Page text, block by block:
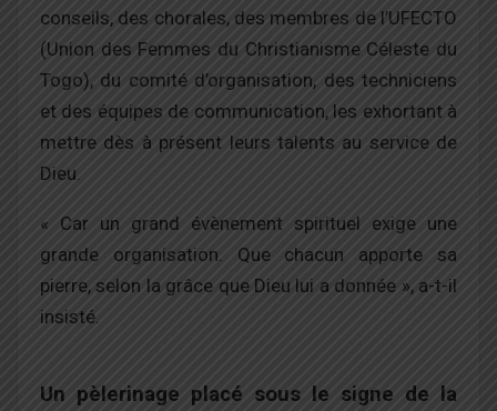
conseils, des chorales, des membres de l’UFECTO
(Union des Femmes du Christianisme Céleste du
Togo), du comité d’organisation, des techniciens
et des équipes de communication, les exhortant à
mettre dès à présent leurs talents au service de
Dieu.
« Car un grand évènement spirituel exige une
grande organisation. Que chacun apporte sa
pierre, selon la grâce que Dieu lui a donnée », a-t-il
insisté.
Un pèlerinage placé sous le signe de la